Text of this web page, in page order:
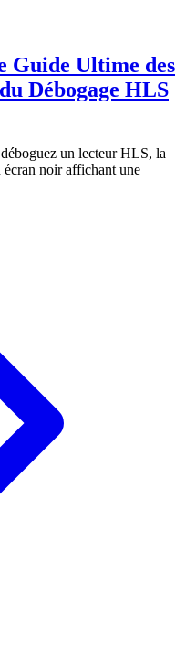
Ultime des
Débogage HLS
un lecteur HLS, la
écran noir affichant une